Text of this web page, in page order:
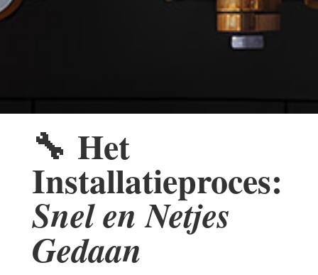
🔧 Het
Installatieproces:
Snel en Netjes
Gedaan